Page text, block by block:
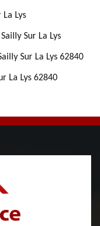
Lys
Sur La Lys
Sur La Lys 62840
La Lys 62840